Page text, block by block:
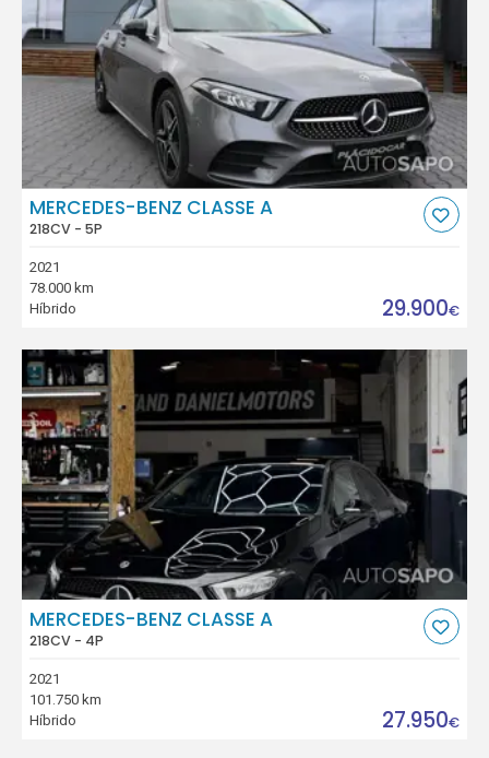
MERCEDES-BENZ CLASSE A
218CV - 5P
2021
78.000 km
Híbrido
29.900€
MERCEDES-BENZ CLASSE A
218CV - 4P
2021
101.750 km
Híbrido
27.950€